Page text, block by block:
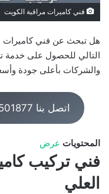
فني كاميرات مراقبة الكويت
هل تبحث عن فني كاميرات
التالي للحصول على خدمة
والشركات بأعلى جودة
اتصل بنا 50501877
المحتويات عرض
فني تركيب
العلي